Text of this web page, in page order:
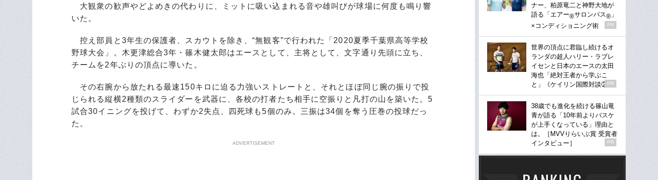
大観衆の歓声やどよめきの代わりに、ミットに吸い込まれる音や雄叫びが球場に何度も鳴り響
いた。
控え部員と3年生の保護者、スカウトを除き、“無観客”で行われた「2020夏季千葉県高等学校
野球大会」。木更津総合3年・篠木健太郎はエースとして、主将として、文字通り先頭に立ち、
チームを2年ぶりの頂点に導いた。
その右腕から放たれる最速150キロに迫る力強いストレートと、それとほぼ同じ腕の振りで投
じられる縦横2種類のスライダーを武器に、各校の打者たち相手に空振りと凡打の山を築いた。5
試合30イニングを投げて、わずか2失点、四死球も5個のみ。三振は34個を奪う圧巻の投球だっ
た。
ADVERTISEMENT
ナー、柏原竜二と神野大地が
語る「エアー®サロンパス® 」
×コンディショニング術
PR
世界の頂点に君臨し続けるオ
ランダの超人ハリー・ラブレ
イセンと日本のエースの太田
海也「絶対王者から学ぶこ
と」《ケイリン国際対談②》
PR
38歳でも進化を続ける篠山竜
青が語る「10年前よりバスケ
が上手くなっている」理由と
は。［MVVりらいぶ賞 受賞者
インタビュー］
PR